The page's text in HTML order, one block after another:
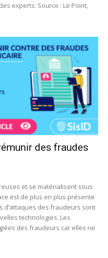
experts. Source : Le Point,
des fraudes
et se matérialisent sous
est de plus en plus présente
d’attaques des fraudeurs sont
technologies. Les
des fraudeurs car elles ne